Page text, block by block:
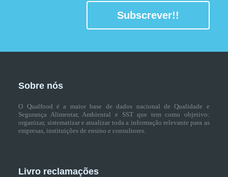
Subscrever!!
Sobre nós
O Qualfood é a maior base de dados nacional de Qualidade e
Segurança Alimentar, Ambiental e SST que tem como objetivo:
organizar, sistematizar e atualizar toda a informação relevante para as
empresas, instituições de ensino e consultores.
Livro reclamações